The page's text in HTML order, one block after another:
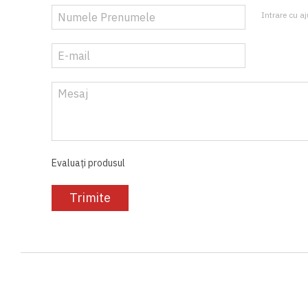
Intrare cu
Evaluați produsul
Trimite